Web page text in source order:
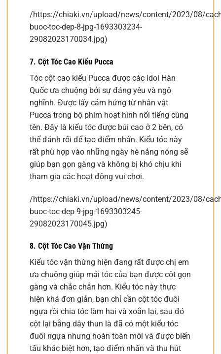
/https://chiaki.vn/upload/news/content/2023/08/
buoc-toc-dep-8-jpg-1693303234-
29082023170034.jpg)
7. Cột Tóc Cao Kiểu Pucca
Tóc cột cao kiểu Pucca được các idol Hàn
Quốc ưa chuộng bởi sự đáng yêu và ngộ
nghĩnh. Được lấy cảm hứng từ nhân vật
Pucca trong bộ phim hoạt hình nổi tiếng cùng
tên. Đây là kiểu tóc được búi cao ở 2 bên, có
thể đánh rối để tạo điểm nhấn. Kiểu tóc này
rất phù hợp vào những ngày hè nắng nóng sẽ
giúp bạn gọn gàng và không bị khó chịu khi
tham gia các hoạt động vui chơi.
/https://chiaki.vn/upload/news/content/2023/08/
buoc-toc-dep-9-jpg-1693303245-
29082023170045.jpg)
8. Cột Tóc Cao Vặn Thừng
Kiểu tóc vặn thừng hiện đang rất được chị em
ưa chuộng giúp mái tóc của bạn được cột gọn
gàng và chắc chắn hơn. Kiểu tóc này thực
hiện khá đơn giản, bạn chỉ cần cột tóc đuôi
ngựa rồi chia tóc làm hai và xoắn lại, sau đó
cột lại bằng dây thun là đã có một kiểu tóc
đuôi ngựa nhưng hoàn toàn mới và được biến
tấu khác biệt hơn, tạo điểm nhấn và thu hút